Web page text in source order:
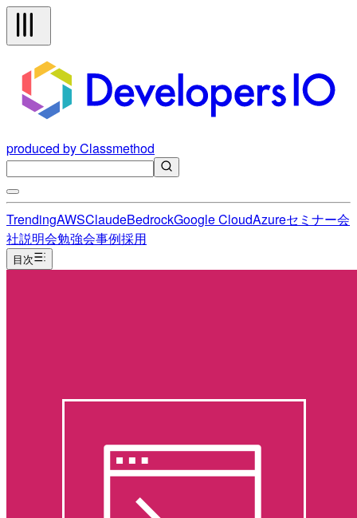
produced by Classmethod
TrendingAWSClaudeBedrockGoogle CloudAzureセミナー会
社説明会勉強会事例採用
目次